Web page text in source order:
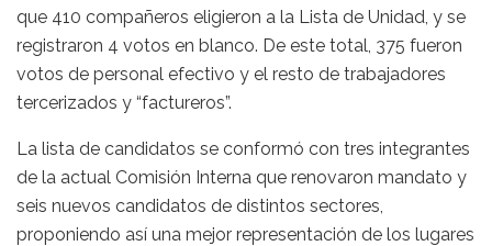
que 410 compañeros eligieron a la Lista de Unidad, y se
registraron 4 votos en blanco. De este total, 375 fueron
votos de personal efectivo y el resto de trabajadores
tercerizados y “factureros”.
La lista de candidatos se conformó con tres integrantes
de la actual Comisión Interna que renovaron mandato y
seis nuevos candidatos de distintos sectores,
proponiendo así una mejor representación de los lugares